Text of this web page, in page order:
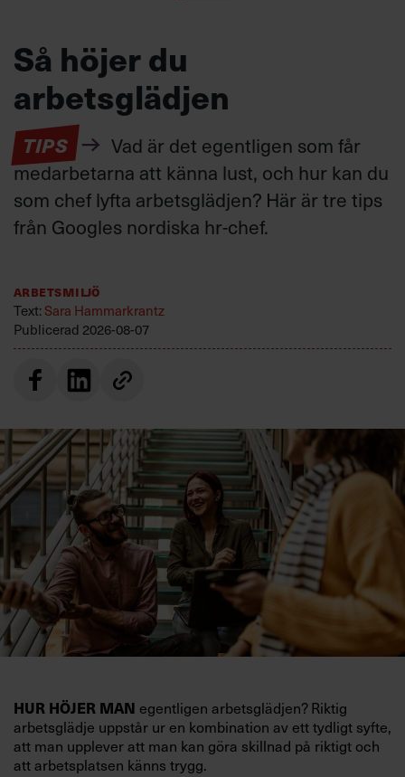
Så höjer du
arbetsglädjen
TIPS
Vad är det egentligen som får
medarbetarna att känna lust, och hur kan du
som chef lyfta arbetsglädjen? Här är tre tips
från Googles nordiska hr-chef.
Arbetsmiljö
Text:Sara Hammarkrantz
Publicerad 2026-08-07
HUR HÖJER MAN egentligen arbetsglädjen? Riktig
arbetsglädje uppstår ur en kombination av ett tydligt syfte,
att man upplever att man kan göra skillnad på riktigt och
att arbetsplatsen känns trygg.